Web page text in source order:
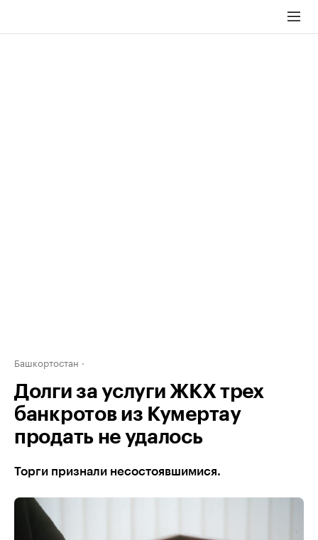
Башкортостан
Долги за услуги ЖКХ трех
банкротов из Кумертау
продать не удалось
Торги признали несостоявшимися.